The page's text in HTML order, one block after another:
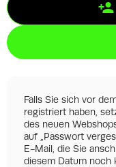
Falls Sie sich vor
registriert haben,
des neuen
auf „Passwort
E-Mail, die Sie
diesem Datum noch